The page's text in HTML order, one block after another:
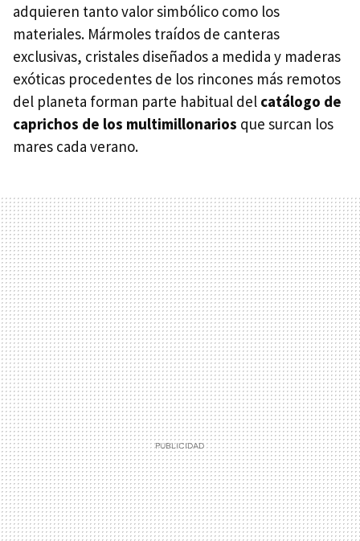
adquieren tanto valor simbólico como los
materiales. Mármoles traídos de canteras
exclusivas, cristales diseñados a medida y maderas
exóticas procedentes de los rincones más remotos
del planeta forman parte habitual del catálogo de
caprichos de los multimillonarios que surcan los
mares cada verano.